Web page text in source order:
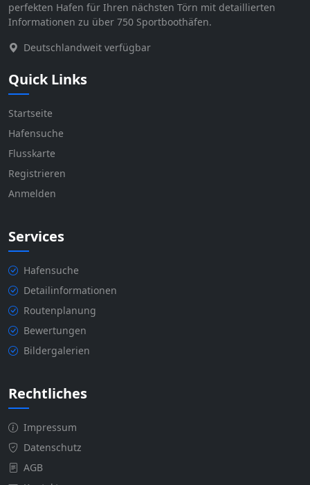
perfekten Hafen für Ihren nächsten Törn mit detaillierten
Informationen zu über 750 Sportboothäfen.
Deutschlandweit verfügbar
Quick Links
Startseite
Hafensuche
Flusskarte
Registrieren
Anmelden
Services
Hafensuche
Detailinformationen
Routenplanung
Bewertungen
Bildergalerien
Rechtliches
Impressum
Datenschutz
AGB